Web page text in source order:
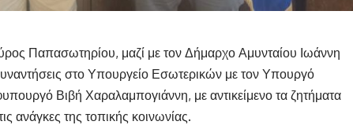
Παπασωτηρίου, μαζί με τον Δήμαρχο Αμυνταίου Ιωάννη
στο Υπουργείο Εσωτερικών με τον Υπουργό
Βιβή Χαραλαμπογιάννη, με αντικείμενο τα ζητήματα
ανάγκες της τοπικής κοινωνίας.